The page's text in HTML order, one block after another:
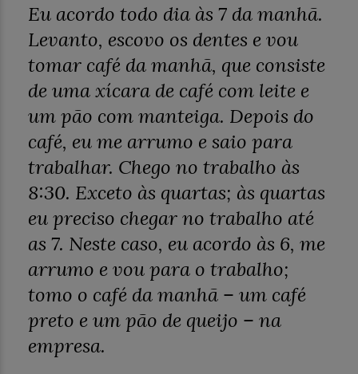
Eu acordo todo dia às 7 da manhã.
Levanto, escovo os dentes e vou
tomar café da manhã, que consiste
de uma xícara de café com leite e
um pão com manteiga. Depois do
café, eu me arrumo e saio para
trabalhar. Chego no trabalho às
8:30. Exceto às quartas; às quartas
eu preciso chegar no trabalho até
as 7. Neste caso, eu acordo às 6, me
arrumo e vou para o trabalho;
tomo o café da manhã – um café
preto e um pão de queijo – na
empresa.